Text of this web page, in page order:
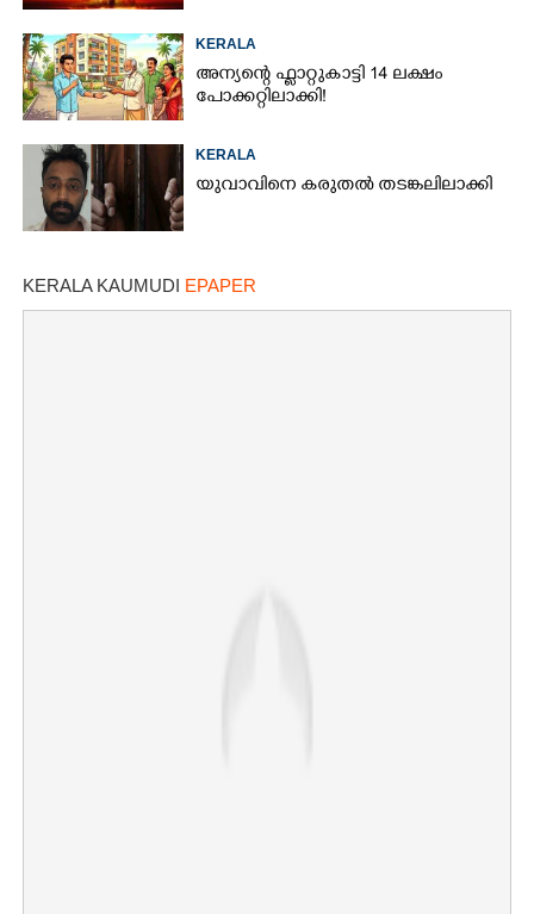
KERALA
അന്യന്റെ ഫ്ലാറ്റുകാട്ടി 14 ലക്ഷം
പോക്കറ്റിലാക്കി!
KERALA
യുവാവിനെ കരുതൽ തടങ്കലിലാക്കി
KERALA KAUMUDI EPAPER